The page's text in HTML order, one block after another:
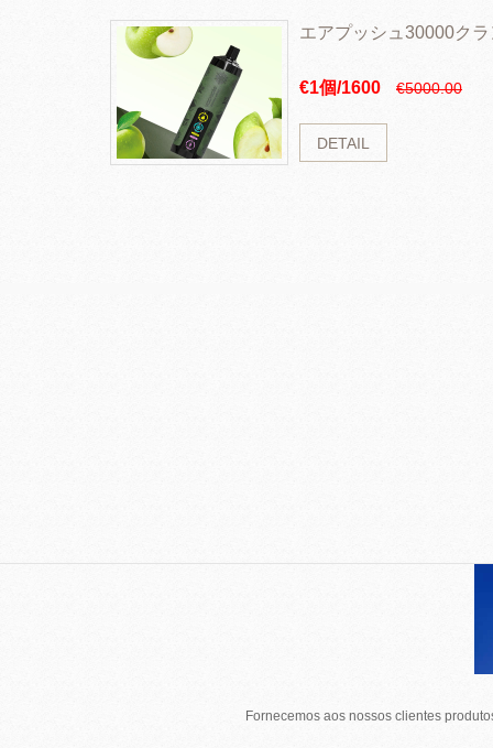
エアプッシュ30000ク
€1個/1600 €5000.00
DETAIL
Fornecemos aos nossos clientes